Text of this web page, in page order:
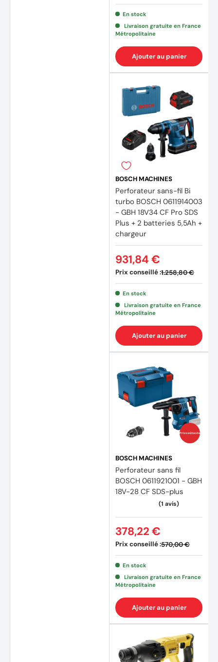
(2
En stock
Livraison gratuite en France
Métropolitaine
Ajouter au panier
BOSCH MACHINES
Perforateur sans-fil Bi
turbo BOSCH 0611914003
- GBH 18V34 CF Pro SDS
Plus + 2 batteries 5,5Ah +
chargeur
Prix conseillé :1.258,80 €
931,84 €
En stock
Livraison gratuite en France
Métropolitaine
Ajouter au panier
Prix coûtants
BOSCH MACHINES
Perforateur sans fil
BOSCH 0611921001 - GBH
18V-28 CF SDS-plus
Prix conseillé :570,00 €
378,22 €
En stock
Livraison gratuite en France
Métropolitaine
Ajouter au panier